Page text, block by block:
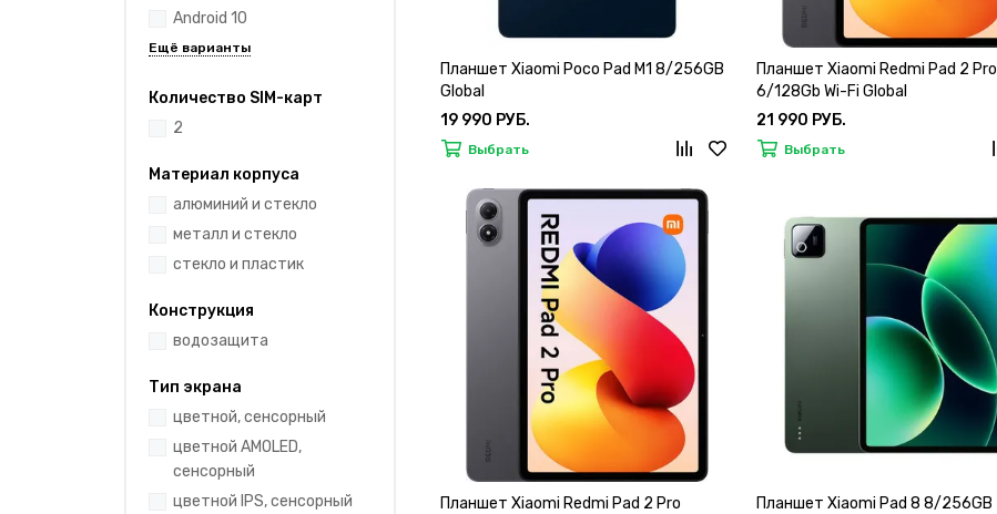
Android 10
Количество SIM-карт
2
Материал корпуса
алюминий и стекло
металл и стекло
стекло и пластик
Конструкция
водозащита
Тип экрана
цветной, сенсорный
цветной AMOLED,
сенсорный
цветной IPS, сенсорный
Планшет Xiaomi Poco Pad M1 8/256GB
Global
19 990 РУБ.
Выбрать
Планшет Xiaomi Redmi Pad 2 Pro
6/128Gb Wi-Fi Global
21 990 РУБ.
Выбрать
Планшет Xiaomi Redmi Pad 2 Pro
Планшет Xiaomi Pad 8 8/256GB